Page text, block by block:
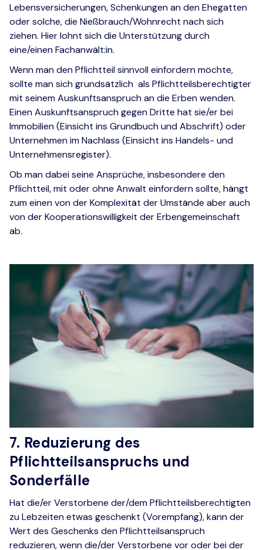
Lebensversicherungen, Schenkungen an den Ehegatten
oder solche, die Nießbrauch/Wohnrecht nach sich
ziehen. Hier lohnt sich die Unterstützung durch
eine/einen Fachanwält:in.
Wenn man den Pflichtteil sinnvoll einfordern möchte,
sollte man sich grundsätzlich als Pflichtteilsberechtigter
mit seinem Auskunftsanspruch an die Erben wenden.
Einen Auskunftsanspruch gegen Dritte hat sie/er bei
Immobilien (Einsicht ins Grundbuch und Abschrift) oder
Unternehmen im Nachlass (Einsicht ins Handels- und
Unternehmensregister).
Ob man dabei seine Ansprüche, insbesondere den
Pflichtteil, mit oder ohne Anwalt einfordern sollte, hängt
zum einen von der Komplexität der Umstände aber auch
von der Kooperationswilligkeit der Erbengemeinschaft
ab.
7. Reduzierung des
Pflichtteilsanspruchs und
Sonderfälle
Hat die/er Verstorbene der/dem Pflichtteilsberechtigten
zu Lebzeiten etwas geschenkt (Vorempfang), kann der
Wert des Geschenks den Pflichtteilsanspruch
reduzieren, wenn die/der Verstorbene vor oder bei der